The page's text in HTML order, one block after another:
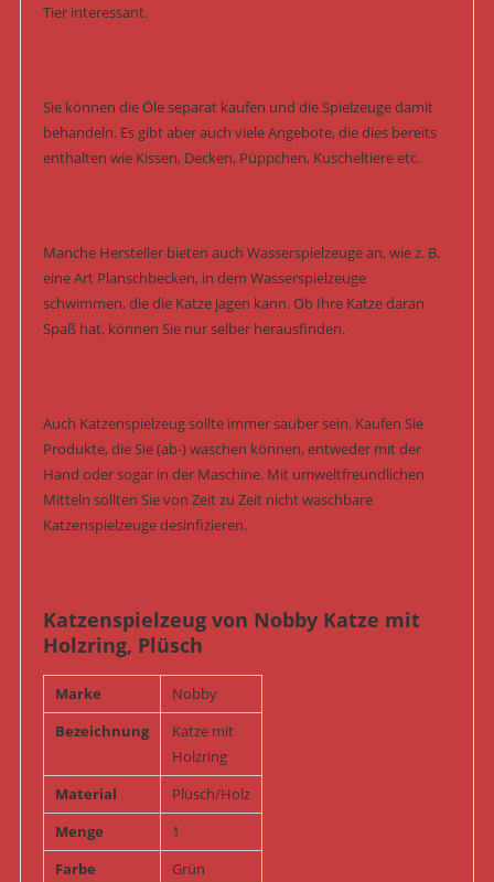
Tier interessant.
Sie können die Öle separat kaufen und die Spielzeuge damit
behandeln. Es gibt aber auch viele Angebote, die dies bereits
enthalten wie Kissen, Decken, Püppchen, Kuscheltiere etc.
Manche Hersteller bieten auch Wasserspielzeuge an, wie z. B.
eine Art Planschbecken, in dem Wasserspielzeuge
schwimmen, die die Katze jagen kann. Ob Ihre Katze daran
Spaß hat, können Sie nur selber herausfinden.
Auch Katzenspielzeug sollte immer sauber sein. Kaufen Sie
Produkte, die Sie (ab-) waschen können, entweder mit der
Hand oder sogar in der Maschine. Mit umweltfreundlichen
Mitteln sollten Sie von Zeit zu Zeit nicht waschbare
Katzenspielzeuge desinfizieren.
Katzenspielzeug von Nobby Katze mit
Holzring, Plüsch
Marke
Nobby
Bezeichnung
Katze mit
Holzring
Material
Plüsch/Holz
Menge
1
Farbe
Grün